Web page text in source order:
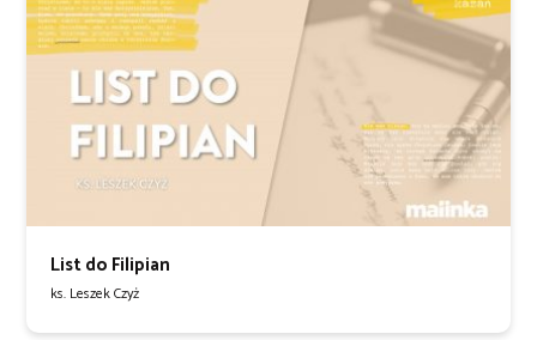
List do Filipian
ks. Leszek Czyż